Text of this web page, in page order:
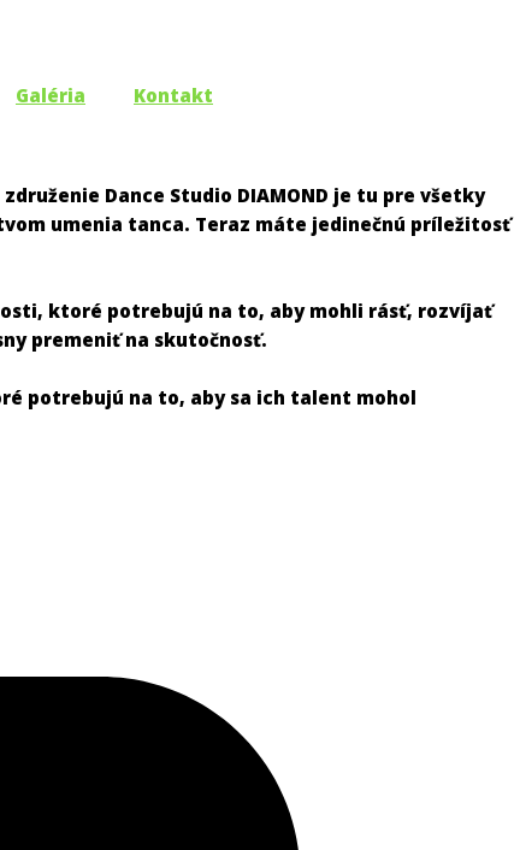
Galéria Kontakt
združenie Dance Studio DIAMOND je tu pre všetky
umenia tanca. Teraz máte jedinečnú príležitosť
ktoré potrebujú na to, aby mohli rásť, rozvíjať
premeniť na skutočnosť.
potrebujú na to, aby sa ich talent mohol